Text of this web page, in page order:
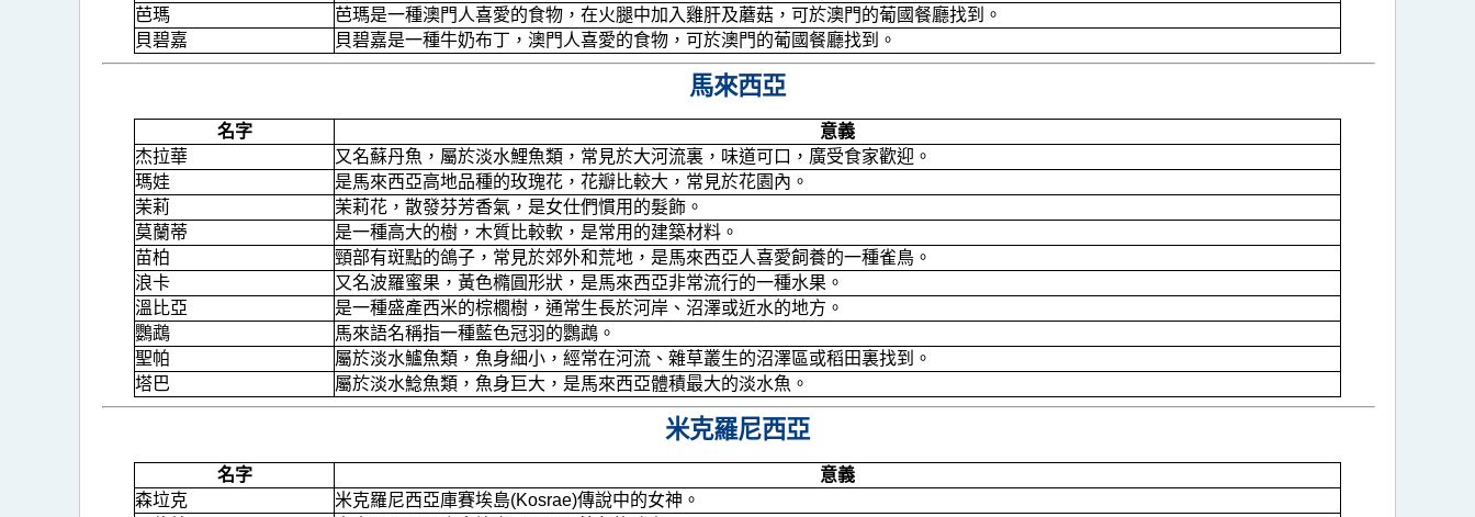
芭瑪
芭瑪是一種澳門人喜愛的食物，在火腿中加入雞肝及蘑菇，可於澳門的葡國餐廳找到。
貝碧嘉
貝碧嘉是一種牛奶布丁，澳門人喜愛的食物，可於澳門的葡國餐廳找到。
馬來西亞
名字
意義
杰拉華
又名蘇丹魚，屬於淡水鯉魚類，常見於大河流裏，味道可口，廣受食家歡迎。
瑪娃
是馬來西亞高地品種的玫瑰花，花瓣比較大，常見於花園內。
茉莉
茉莉花，散發芬芳香氣，是女仕們慣用的髮飾。
莫蘭蒂
是一種高大的樹，木質比較軟，是常用的建築材料。
苗柏
頸部有斑點的鴿子，常見於郊外和荒地，是馬來西亞人喜愛飼養的一種雀鳥。
浪卡
又名波羅蜜果，黃色橢圓形狀，是馬來西亞非常流行的一種水果。
溫比亞
是一種盛產西米的棕櫚樹，通常生長於河岸、沼澤或近水的地方。
鸚鵡
馬來語名稱指一種藍色冠羽的鸚鵡。
聖帕
屬於淡水鱸魚類，魚身細小，經常在河流、雜草叢生的沼澤區或稻田裏找到。
塔巴
屬於淡水鯰魚類，魚身巨大，是馬來西亞體積最大的淡水魚。
米克羅尼西亞
名字
意義
森垃克
米克羅尼西亞庫賽埃島(Kosrae)傳說中的女神。